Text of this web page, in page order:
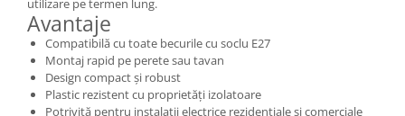
Scule si unelte de
taiat,accesorii pentru gaurit si
insurubat
Sonerii
Trepied
utilizare pe termen lung.
Avantaje
Compatibilă cu toate becurile cu soclu E27
Montaj rapid pe perete sau tavan
Design compact și robust
Plastic rezistent cu proprietăți izolatoare
Potrivită pentru instalații electrice rezidențiale și comerciale